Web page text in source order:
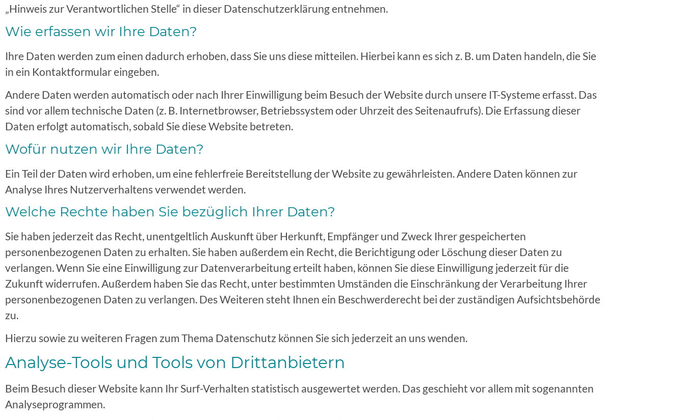
„Hinweis zur Verantwortlichen Stelle“ in dieser Datenschutzerklärung entnehmen.
Wie erfassen wir Ihre Daten?
Ihre Daten werden zum einen dadurch erhoben, dass Sie uns diese mitteilen. Hierbei kann es sich z. B. um Daten handeln, die Sie
in ein Kontaktformular eingeben.
Andere Daten werden automatisch oder nach Ihrer Einwilligung beim Besuch der Website durch unsere IT-Systeme erfasst. Das
sind vor allem technische Daten (z. B. Internetbrowser, Betriebssystem oder Uhrzeit des Seitenaufrufs). Die Erfassung dieser
Daten erfolgt automatisch, sobald Sie diese Website betreten.
Wofür nutzen wir Ihre Daten?
Ein Teil der Daten wird erhoben, um eine fehlerfreie Bereitstellung der Website zu gewährleisten. Andere Daten können zur
Analyse Ihres Nutzerverhaltens verwendet werden.
Welche Rechte haben Sie bezüglich Ihrer Daten?
Sie haben jederzeit das Recht, unentgeltlich Auskunft über Herkunft, Empfänger und Zweck Ihrer gespeicherten
personenbezogenen Daten zu erhalten. Sie haben außerdem ein Recht, die Berichtigung oder Löschung dieser Daten zu
verlangen. Wenn Sie eine Einwilligung zur Datenverarbeitung erteilt haben, können Sie diese Einwilligung jederzeit für die
Zukunft widerrufen. Außerdem haben Sie das Recht, unter bestimmten Umständen die Einschränkung der Verarbeitung Ihrer
personenbezogenen Daten zu verlangen. Des Weiteren steht Ihnen ein Beschwerderecht bei der zuständigen Aufsichtsbehörde
zu.
Hierzu sowie zu weiteren Fragen zum Thema Datenschutz können Sie sich jederzeit an uns wenden.
Analyse-Tools und Tools von Dritt­anbietern
Beim Besuch dieser Website kann Ihr Surf-Verhalten statistisch ausgewertet werden. Das geschieht vor allem mit sogenannten
Analyseprogrammen.